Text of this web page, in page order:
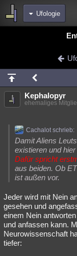
Ufologie
Chat Wiki
meine Rubriken
Menschen
Natur Umfragen
weitere Rubriken
Philosophie
Musik Clash
Übersichten
Besucht
Kephalopyr
ehemaliges
Cachalot schrieb:
Damit Aliens
existieren und
Dafür spricht
aus beiden. Ob
ist außen vor.
Jeder wird mit Nein
gesehen und
einem Nein
und anfassen kann.
Neurowissenschaft
tiefer: